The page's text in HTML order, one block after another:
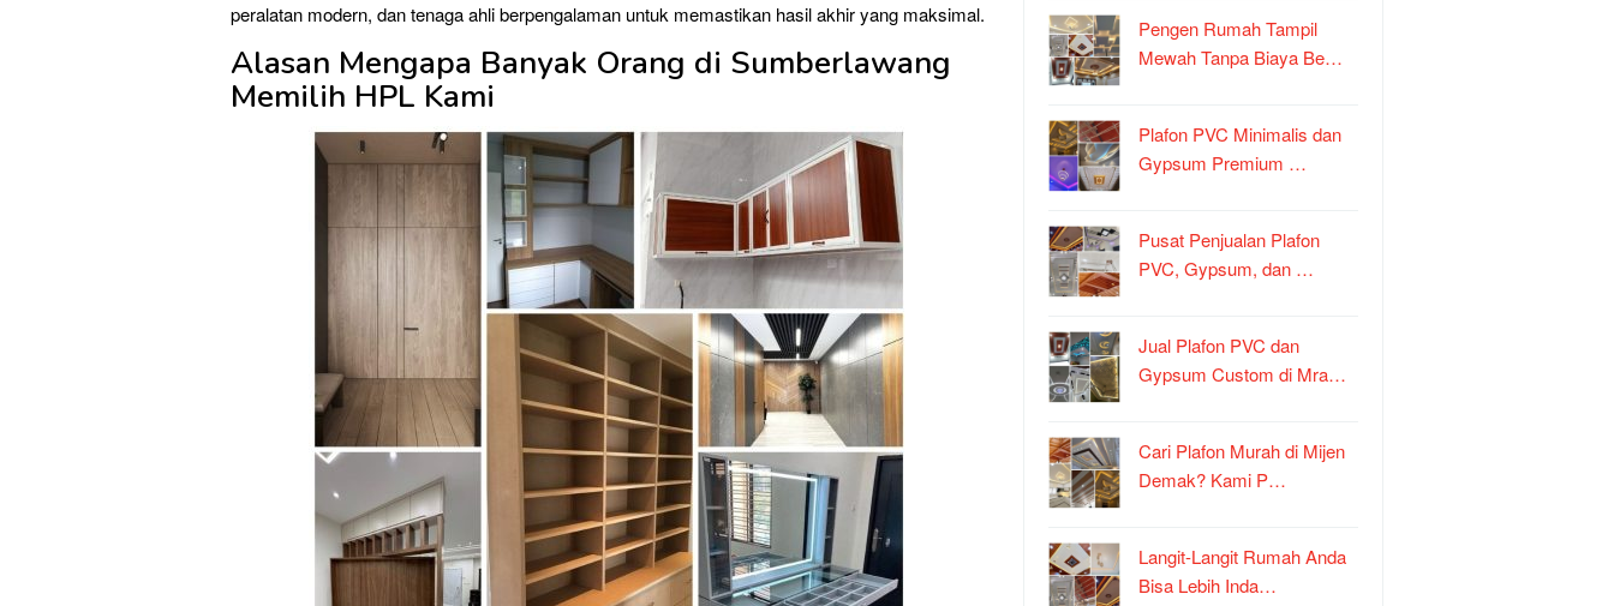
peralatan modern, dan tenaga ahli berpengalaman untuk memastikan hasil akhir yang maksimal.
Alasan Mengapa Banyak Orang di Sumberlawang
Memilih HPL Kami
Pengen Rumah Tampil
Mewah Tanpa Biaya Be…
Plafon PVC Minimalis dan
Gypsum Premium …
Pusat Penjualan Plafon
PVC, Gypsum, dan …
Jual Plafon PVC dan
Gypsum Custom di Mra…
Cari Plafon Murah di Mijen
Demak? Kami P…
Langit-Langit Rumah Anda
Bisa Lebih Inda…